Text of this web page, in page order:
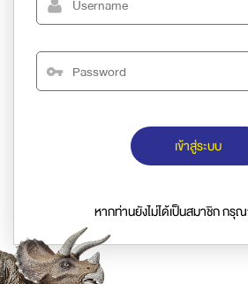
เข้าสู่ระบบ
หากท่านยังไม่ได้เป็นสมาชิก กรุ